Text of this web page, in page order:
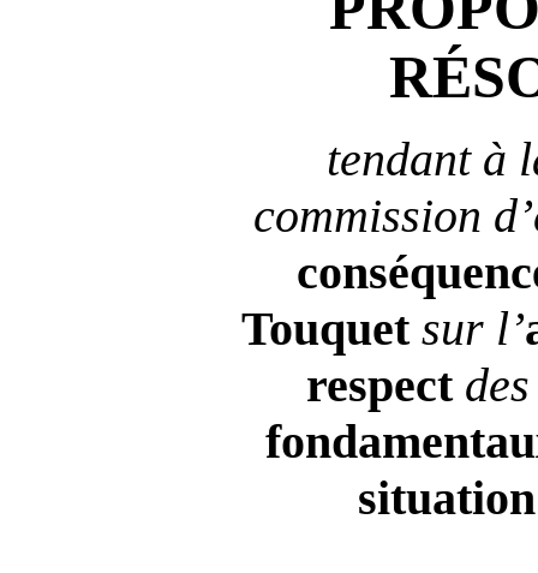
tendant à
commission
Touquetsur l’
respect
situation